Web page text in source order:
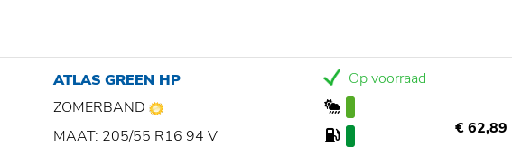
ATLAS GREEN HP
ZOMERBAND
MAAT: 205/55 R16 94 V
Op voorraad
€ 62,89